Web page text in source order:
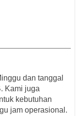
dan tanggal
. Kami juga
kebutuhan
jam operasional.